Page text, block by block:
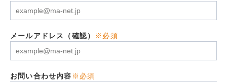
メールアドレス（確認） ※必須
お問い合わせ内容 ※必須